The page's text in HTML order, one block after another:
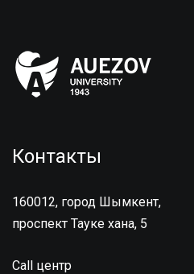
Контакты
160012, город Шымкент,
проспект Тауке хана, 5
Call центр